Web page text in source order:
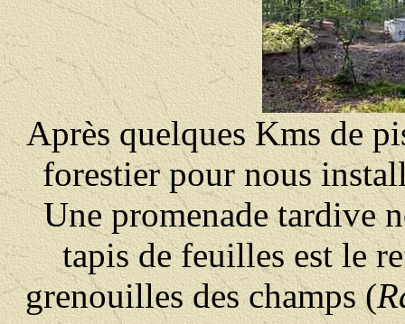
Après quelques Kms de
forestier pour nous
Une promenade tardive
tapis de feuilles est le
grenouilles des champs (